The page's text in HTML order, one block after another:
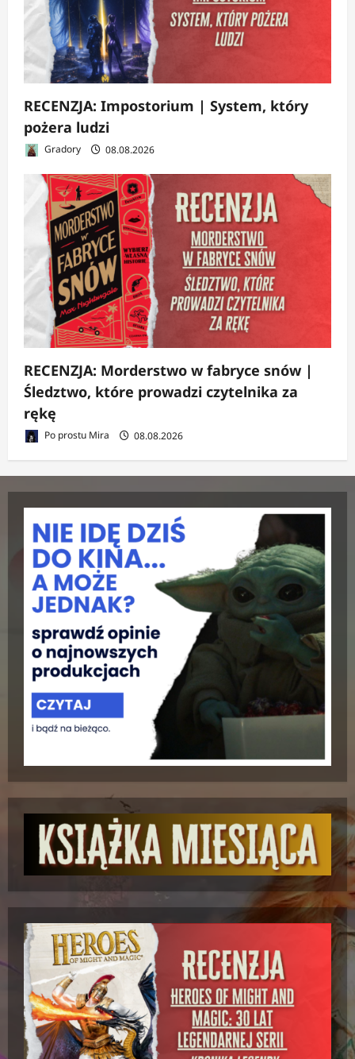
RECENZJA: Impostorium | System, który
pożera ludzi
Gradory 08.08.2026
RECENZJA: Morderstwo w fabryce snów |
Śledztwo, które prowadzi czytelnika za
rękę
Po prostu Mira 08.08.2026